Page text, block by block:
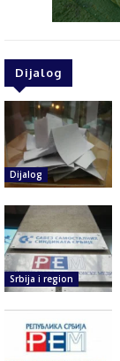
Dijalog
Dijalog
Srbija i region